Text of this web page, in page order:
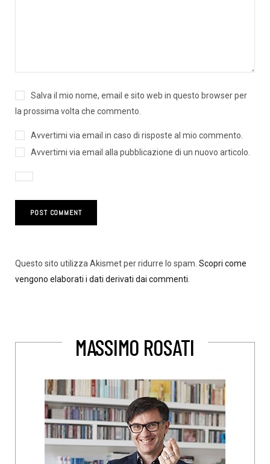
Salva il mio nome, email e sito web in questo browser per
la prossima volta che commento.
Avvertimi via email in caso di risposte al mio commento.
Avvertimi via email alla pubblicazione di un nuovo articolo.
Questo sito utilizza Akismet per ridurre lo spam. Scopri come
vengono elaborati i dati derivati dai commenti
MASSIMO ROSATI